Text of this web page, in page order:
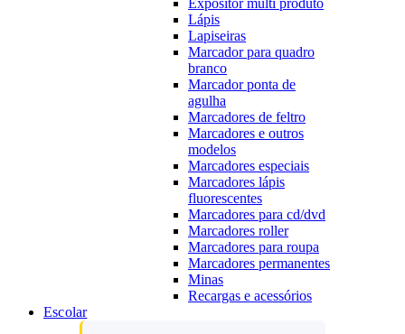
Expositor multi produto
Lápis
Lapiseiras
Marcador para quadro
branco
Marcador ponta de
agulha
Marcadores de feltro
Marcadores e outros
modelos
Marcadores especiais
Marcadores lápis
fluorescentes
Marcadores para cd/dvd
Marcadores roller
Marcadores para roupa
Marcadores permanentes
Minas
Recargas e acessórios
Escolar